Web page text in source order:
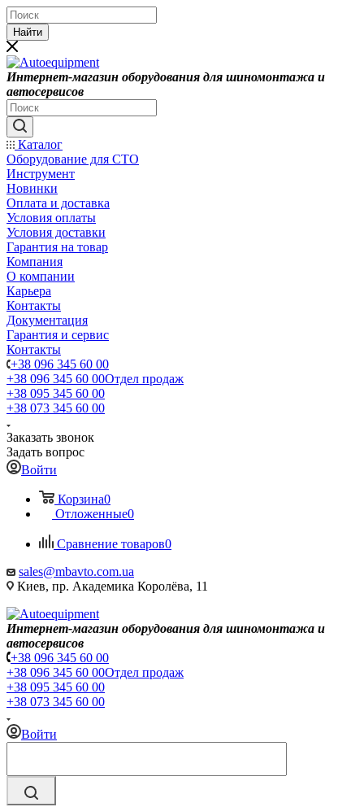
Найти
Интернет-магазин оборудования для шиномонтажа и
автосервисов
Каталог
Оборудование для СТО
Инструмент
Новинки
Оплата и доставка
Условия оплаты
Условия доставки
Гарантия на товар
Компания
О компании
Карьера
Контакты
Документация
Гарантия и сервис
Контакты
+38 096 345 60 00
+38 096 345 60 00Отдел продаж
+38 095 345 60 00
+38 073 345 60 00
Заказать звонок
Задать вопрос
Войти
Корзина0
Отложенные0
Сравнение товаров0
sales@mbavto.com.ua
Киев, пр. Академика Королёва, 11
Интернет-магазин оборудования для шиномонтажа и
автосервисов
+38 096 345 60 00
+38 096 345 60 00Отдел продаж
+38 095 345 60 00
+38 073 345 60 00
Войти